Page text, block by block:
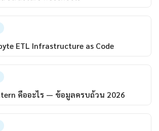
ETL Infrastructure as Code
คืออะไร — ข้อมูลครบถ้วน 2026